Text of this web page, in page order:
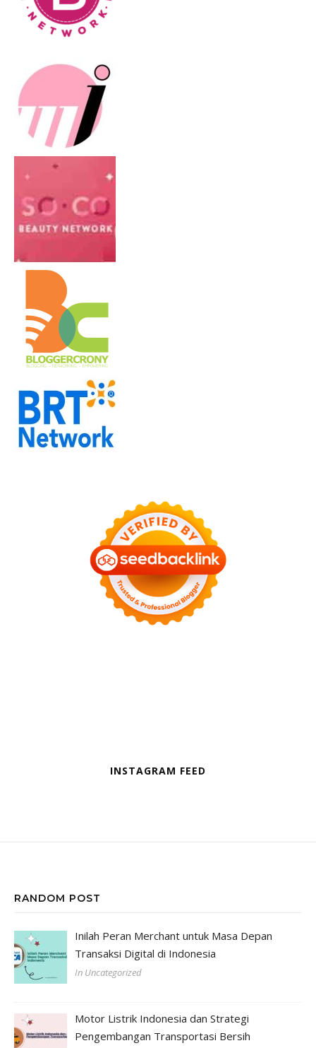
INSTAGRAM FEED
RANDOM POST
Inilah Peran Merchant untuk Masa Depan
Transaksi Digital di Indonesia
In Uncategorized
Motor Listrik Indonesia dan Strategi
Pengembangan Transportasi Bersih